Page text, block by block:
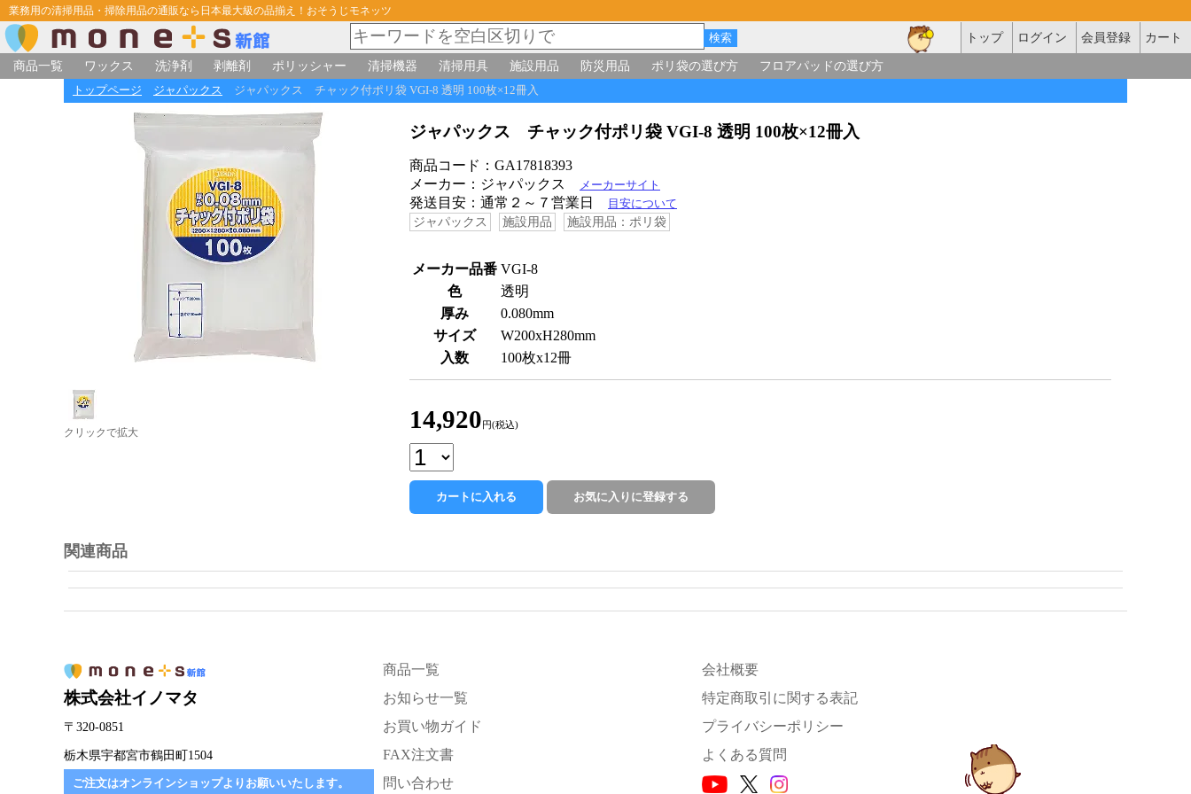
業務用の清掃用品・掃除用品の通販なら日本最大級の品揃え！おそうじモネッツ
トップ ログイン 会員登録
カート
商品一覧
ワックス 洗浄剤 剥離剤 ポリッシャー 清掃機器 清掃用具 施設用品 防災用品 ポリ袋の選び方 フロアパッドの選び方
トップページ ジャパックス ジャパックス チャック付ポリ袋 VGI-8 透明 100枚×12冊入
クリックで拡大
ジャパックス チャック付ポリ袋 VGI-8 透明 100枚×12冊入
商品コード：GA17818393
メーカー：ジャパックス
メーカーサイト
発送目安：通常２～７営業日 目安について
ジャパックス 施設用品 施設用品：ポリ袋
メーカー品番 VGI-8
色
透明
厚み
0.080mm
サイズ
W200xH280mm
入数
100枚x12冊
14,920 円(税込)
関連商品
株式会社イノマタ
〒320-0851
栃木県宇都宮市鶴田町1504
ご注文はオンラインショップよりお願いいたします。
商品一覧
お知らせ一覧
お買い物ガイド
FAX注文書
問い合わせ
会社概要
特定商取引に関する表記
プライバシーポリシー
よくある質問